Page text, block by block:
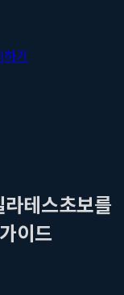
기
테스초보를
이드